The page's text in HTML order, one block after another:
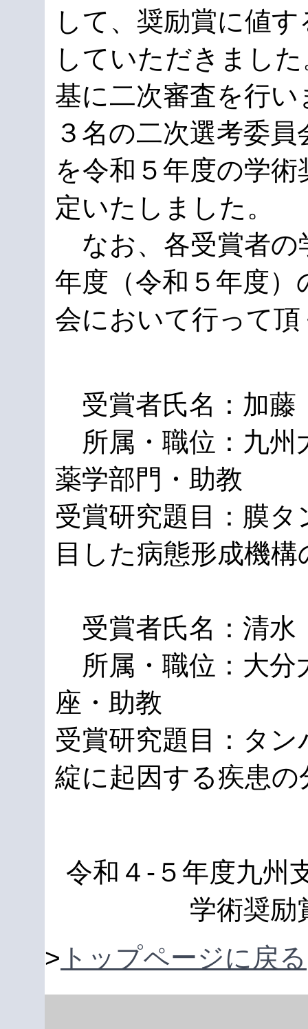
して、奨励賞に値
していただきまし
基に二次審査を行
３名の二次選考委
を令和５年度の学
定いたしました。
なお、各受賞者の
年度（令和５年度）
会において行って
受賞者氏名：加
所属・職位：九州
薬学部門・助教
受賞研究題目：膜
目した病態形成機
受賞者氏名：清
所属・職位：大分
座・助教
受賞研究題目：タ
綻に起因する疾患
令和４-５年度九州
学術奨
> トップページに戻る